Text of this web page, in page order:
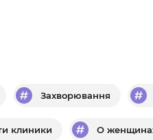
Захворювання
клиники О